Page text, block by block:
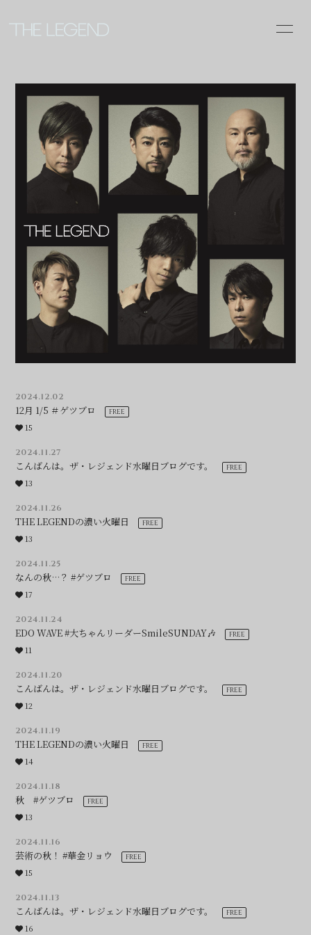
MATIO
N
ログイン
2024.12.02
12月 1/5 ＃ゲツブロ
15
2024.11.27
こんばんは。ザ・レジェンド水曜日ブログです。
13
2024.11.26
THE LEGENDの濃い火曜日
13
2024.11.25
なんの秋…？ #ゲツブロ
17
2024.11.24
EDO WAVE #大ちゃんリーダーSmileSUNDAY🎶
11
2024.11.20
こんばんは。ザ・レジェンド水曜日ブログです。
12
2024.11.19
THE LEGENDの濃い火曜日
14
2024.11.18
秋 #ゲツブロ
13
2024.11.16
芸術の秋！ #華金リョウ
15
2024.11.13
こんばんは。ザ・レジェンド水曜日ブログです。
16